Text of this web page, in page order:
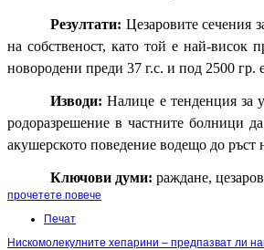
Резултати: Цезаровите сечения
на собственост, като той е най-висок
новородени преди 37 г.с. и под 2500
Изводи: Налице е тенденция за
родоразрешение в частните болници
акушерското поведение водещо до ръст
Ключови думи: раждане,
прочетете повече
Печат
Нискомолекулните хепарини – предпазват ли